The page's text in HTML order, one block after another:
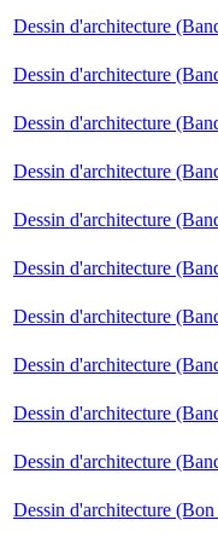
Dessin d'architecture
Dessin d'architecture
Dessin d'architecture
Dessin d'architecture
Dessin d'architecture
Dessin d'architecture
Dessin d'architecture
Dessin d'architecture
Dessin d'architecture
Dessin d'architecture
Dessin d'architecture (Bon